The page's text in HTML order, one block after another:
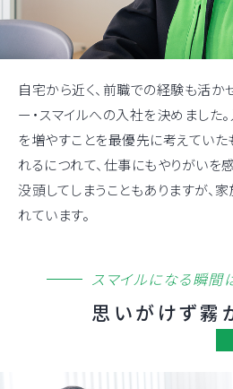
自宅から近く、前職での経験も活か
ー・スマイルへの入社を決めました
を増やすことを最優先に考えていた
れるにつれて、仕事にもやりがいを
没頭してしまうこともありますが、
れています。
スマイルになる瞬間
思いがけず霧